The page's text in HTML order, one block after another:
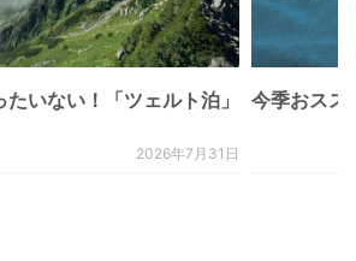
いない！「ツェルト泊」
2026年7月31日
今季おスス